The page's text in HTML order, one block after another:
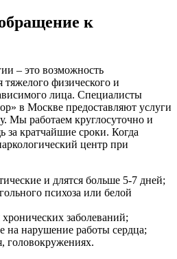
к
– это возможность
тяжелого физического и
лица. Специалисты
в Москве предоставляют услуги
Мы работаем круглосуточно и
кратчайшие сроки. Когда
центр при
и длятся больше 5-7 дней;
психоза или белой
заболеваний;
на нарушение работы сердца;
головокружениях.